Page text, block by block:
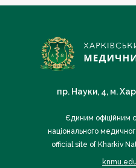
пр. Науки, 4, м.
Єдиним офіційним
національного
official site of Kharkiv